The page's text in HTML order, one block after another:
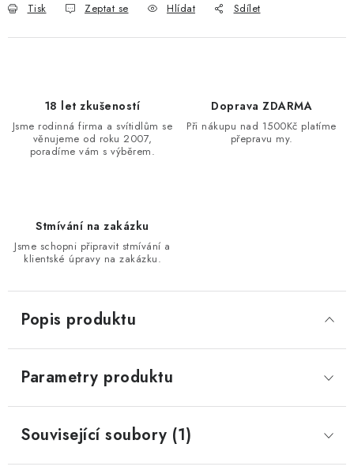
Tisk Zeptat se Hlídat Sdílet
18 let zkušeností
Jsme rodinná firma a svítidlům se
věnujeme od roku 2007,
poradíme vám s výběrem.
Doprava ZDARMA
Při nákupu nad 1500Kč platíme
přepravu my.
Stmívání na zakázku
Jsme schopni připravit stmívání a
klientské úpravy na zakázku.
Popis produktu
Parametry produktu
Související soubory (1)